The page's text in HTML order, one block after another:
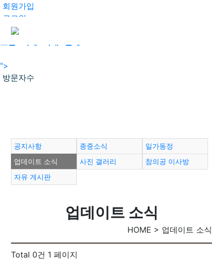
회원가입
로그인
">
방문자수
공지사항 종중소식
일가동정
업데이트 소식
사진 갤러리
참의공 이사방
자유 게시판
업데이트 소식
HOME > 업데이트 소식
Total 0건 1 페이지